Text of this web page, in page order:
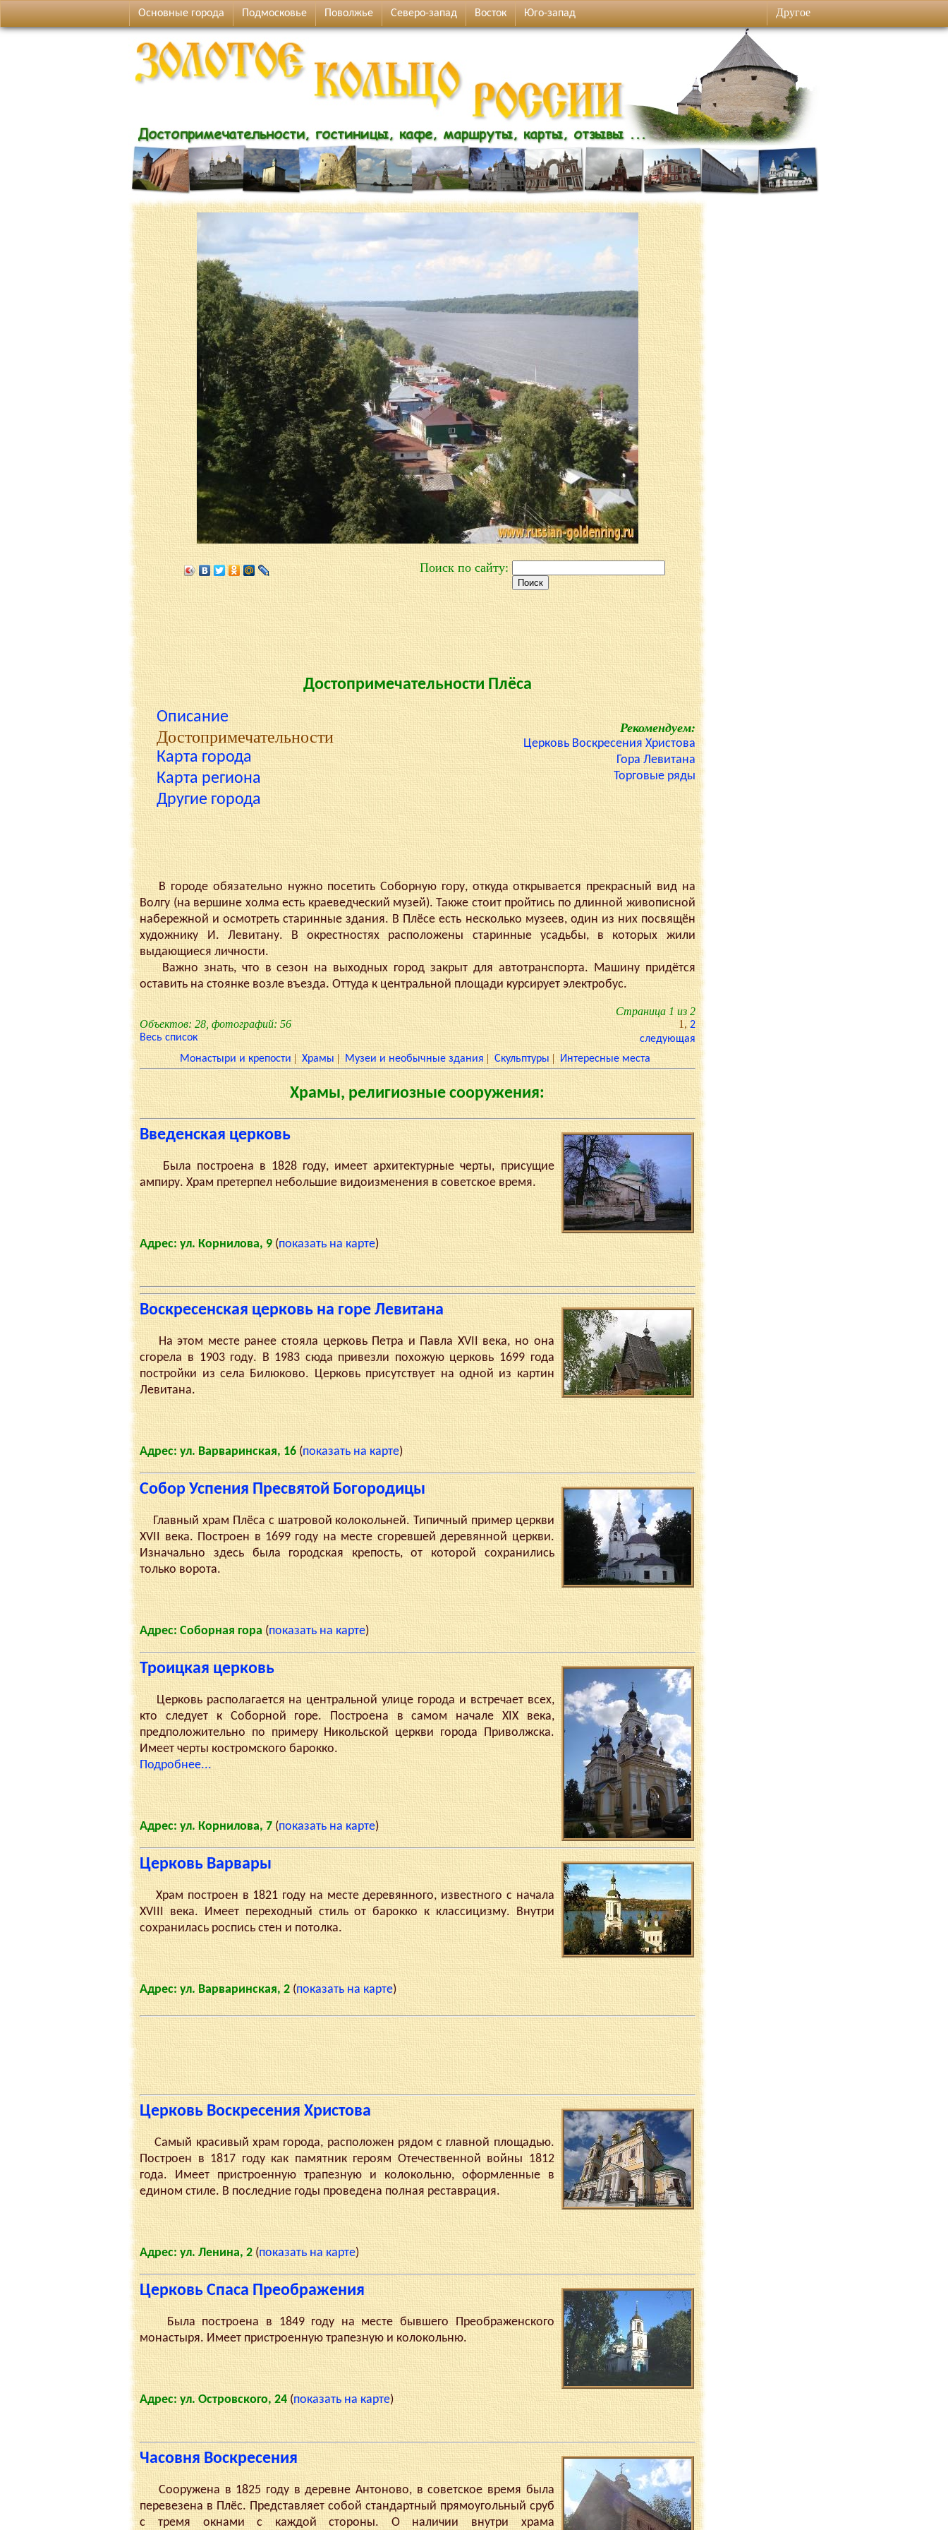
Основные города Подмосковье Поволжье Северо-запад Восток Юго-запад Другое
Поиск по сайту:
Достопримечательности Плёса
Описание
Достопримечательности
Карта города
Карта региона
Другие города
Рекомендуем:
Церковь Воскресения Христова
Гора Левитана
Торговые ряды
В городе обязательно нужно посетить Соборную гору, откуда открывается прекрасный вид на
Волгу (на вершине холма есть краеведческий музей). Также стоит пройтись по длинной живописной
набережной и осмотреть старинные здания. В Плёсе есть несколько музеев, один из них посвящён
художнику И. Левитану. В окрестностях расположены старинные усадьбы, в которых жили
выдающиеся личности.
Важно знать, что в сезон на выходных город закрыт для автотранспорта. Машину придётся
оставить на стоянке возле въезда. Оттуда к центральной площади курсирует электробус.
Объектов: 28, фотографий: 56
Весь список
Страница 1 из 2
1 , 2
следующая
Монастыри и крепости| Храмы | Музеи и необычные здания | Скульптуры | Интересные места
Храмы, религиозные сооружения:
Введенская церковь
Была построена в 1828 году, имеет архитектурные черты, присущие
ампиру. Храм претерпел небольшие видоизменения в советское время.
Адрес: ул. Корнилова, 9 (показать на карте)
Воскресенская церковь на горе Левитана
На этом месте ранее стояла церковь Петра и Павла XVII века, но она
сгорела в 1903 году. В 1983 сюда привезли похожую церковь 1699 года
постройки из села Билюково. Церковь присутствует на одной из картин
Левитана.
Адрес: ул. Варваринская, 16 (показать на карте)
Собор Успения Пресвятой Богородицы
Главный храм Плёса с шатровой колокольней. Типичный пример церкви
XVII века. Построен в 1699 году на месте сгоревшей деревянной церкви.
Изначально здесь была городская крепость, от которой сохранились
только ворота.
Адрес: Соборная гора(показать на карте)
Троицкая церковь
Церковь располагается на центральной улице города и встречает всех,
кто следует к Соборной горе. Построена в самом начале XIX века,
предположительно по примеру Никольской церкви города Приволжска.
Имеет черты костромского барокко.
Подробнее...
Адрес: ул. Корнилова, 7 (показать на карте)
Церковь Варвары
Храм построен в 1821 году на месте деревянного, известного с начала
XVIII века. Имеет переходный стиль от барокко к классицизму. Внутри
сохранилась роспись стен и потолка.
Адрес: ул. Варваринская, 2 (показать на карте)
Церковь Воскресения Христова
Самый красивый храм города, расположен рядом с главной площадью.
Построен в 1817 году как памятник героям Отечественной войны 1812
года. Имеет пристроенную трапезную и колокольню, оформленные в
едином стиле. В последние годы проведена полная реставрация.
Адрес: ул. Ленина, 2 (показать на карте)
Церковь Спаса Преображения
Была построена в 1849 году на месте бывшего Преображенского
монастыря. Имеет пристроенную трапезную и колокольню.
Адрес: ул. Островского, 24 (показать на карте)
Часовня Воскресения
Сооружена в 1825 году в деревне Антоново, в советское время была
перевезена в Плёс. Представляет собой стандартный прямоугольный сруб
с тремя окнами с каждой стороны. О наличии внутри храма